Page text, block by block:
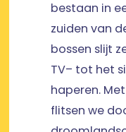
bestaan in
zuiden van
bossen slijt
TV– tot het
haperen.
flitsen we